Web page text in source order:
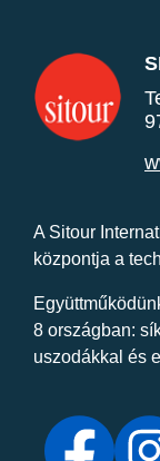
A Sitour
központja a
8 országban:
uszodákkal és